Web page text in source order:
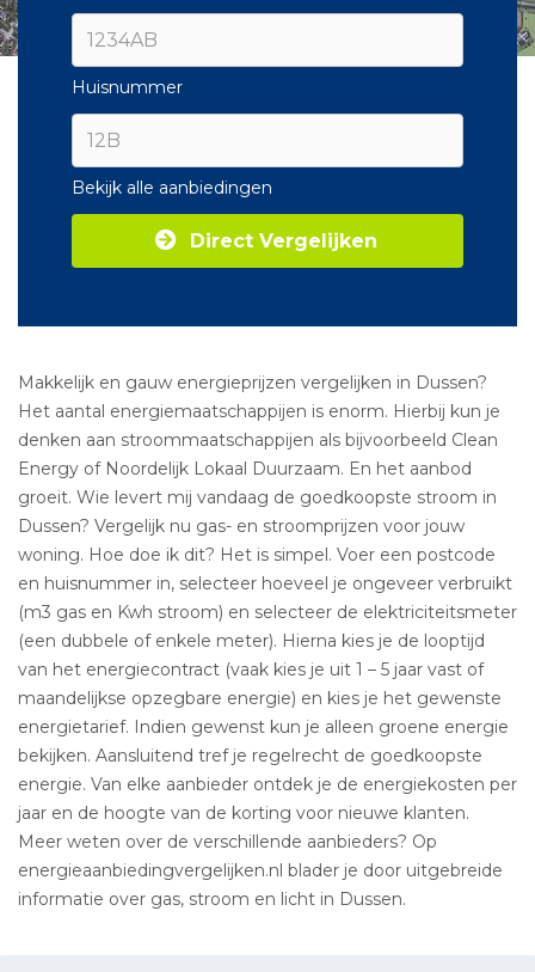
Huisnummer
Bekijk alle aanbiedingen
Direct Vergelijken
Makkelijk en gauw energieprijzen vergelijken in Dussen?
Het aantal energiemaatschappijen is enorm. Hierbij kun je
denken aan stroommaatschappijen als bijvoorbeeld Clean
Energy of Noordelijk Lokaal Duurzaam. En het aanbod
groeit. Wie levert mij vandaag de goedkoopste stroom in
Dussen? Vergelijk nu gas- en stroomprijzen voor jouw
woning. Hoe doe ik dit? Het is simpel. Voer een postcode
en huisnummer in, selecteer hoeveel je ongeveer verbruikt
(m3 gas en Kwh stroom) en selecteer de elektriciteitsmeter
(een dubbele of enkele meter). Hierna kies je de looptijd
van het energiecontract (vaak kies je uit 1 – 5 jaar vast of
maandelijkse opzegbare energie) en kies je het gewenste
energietarief. Indien gewenst kun je alleen groene energie
bekijken. Aansluitend tref je regelrecht de goedkoopste
energie. Van elke aanbieder ontdek je de energiekosten per
jaar en de hoogte van de korting voor nieuwe klanten.
Meer weten over de verschillende aanbieders? Op
energieaanbiedingvergelijken.nl blader je door uitgebreide
informatie over gas, stroom en licht in Dussen.